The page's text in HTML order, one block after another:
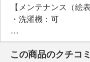
【メンテナンス（絵
・洗濯機：可
・漂白処理：塩素系
・タンブル乾燥：不
・自然乾燥：日陰の吊
この商品のクチコミ